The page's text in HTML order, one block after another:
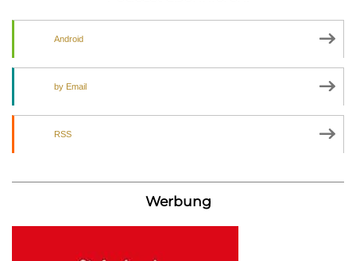
Android
by Email
RSS
Werbung